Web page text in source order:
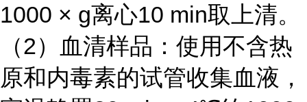
1000 × g离心10 min取上清。
（2）血清样品：使用不含热
原和内毒素的试管收集血液，